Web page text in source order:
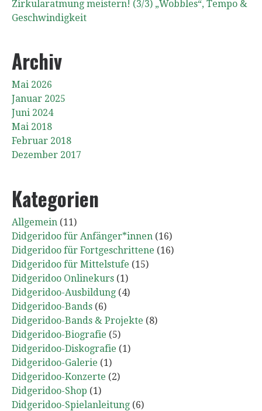
Zirkularatmung meistern! (3/3) „Wobbles“, Tempo &
Geschwindigkeit
Archiv
Mai 2026
Januar 2025
Juni 2024
Mai 2018
Februar 2018
Dezember 2017
Kategorien
Allgemein (11)
Didgeridoo für Anfänger*innen (16)
Didgeridoo für Fortgeschrittene (16)
Didgeridoo für Mittelstufe (15)
Didgeridoo Onlinekurs (1)
Didgeridoo-Ausbildung (4)
Didgeridoo-Bands (6)
Didgeridoo-Bands & Projekte (8)
Didgeridoo-Biografie (5)
Didgeridoo-Diskografie (1)
Didgeridoo-Galerie (1)
Didgeridoo-Konzerte (2)
Didgeridoo-Shop (1)
Didgeridoo-Spielanleitung (6)